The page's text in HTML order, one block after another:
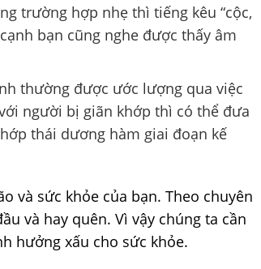
trường hợp nhẹ thì tiếng kêu “cộc,
bạn cũng nghe được thấy âm
thường được ước lượng qua việc
người bị giãn khớp thì có thể đưa
thái dương hàm giai đoạn kế
và sức khỏe của bạn. Theo chuyên
và hay quên. Vì vậy chúng ta cần
hưởng xấu cho sức khỏe.